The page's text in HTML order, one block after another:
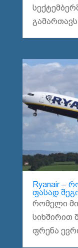
გამართავს
Ryanair –
ფასად
რომელი
სიხშირით
ფრენა